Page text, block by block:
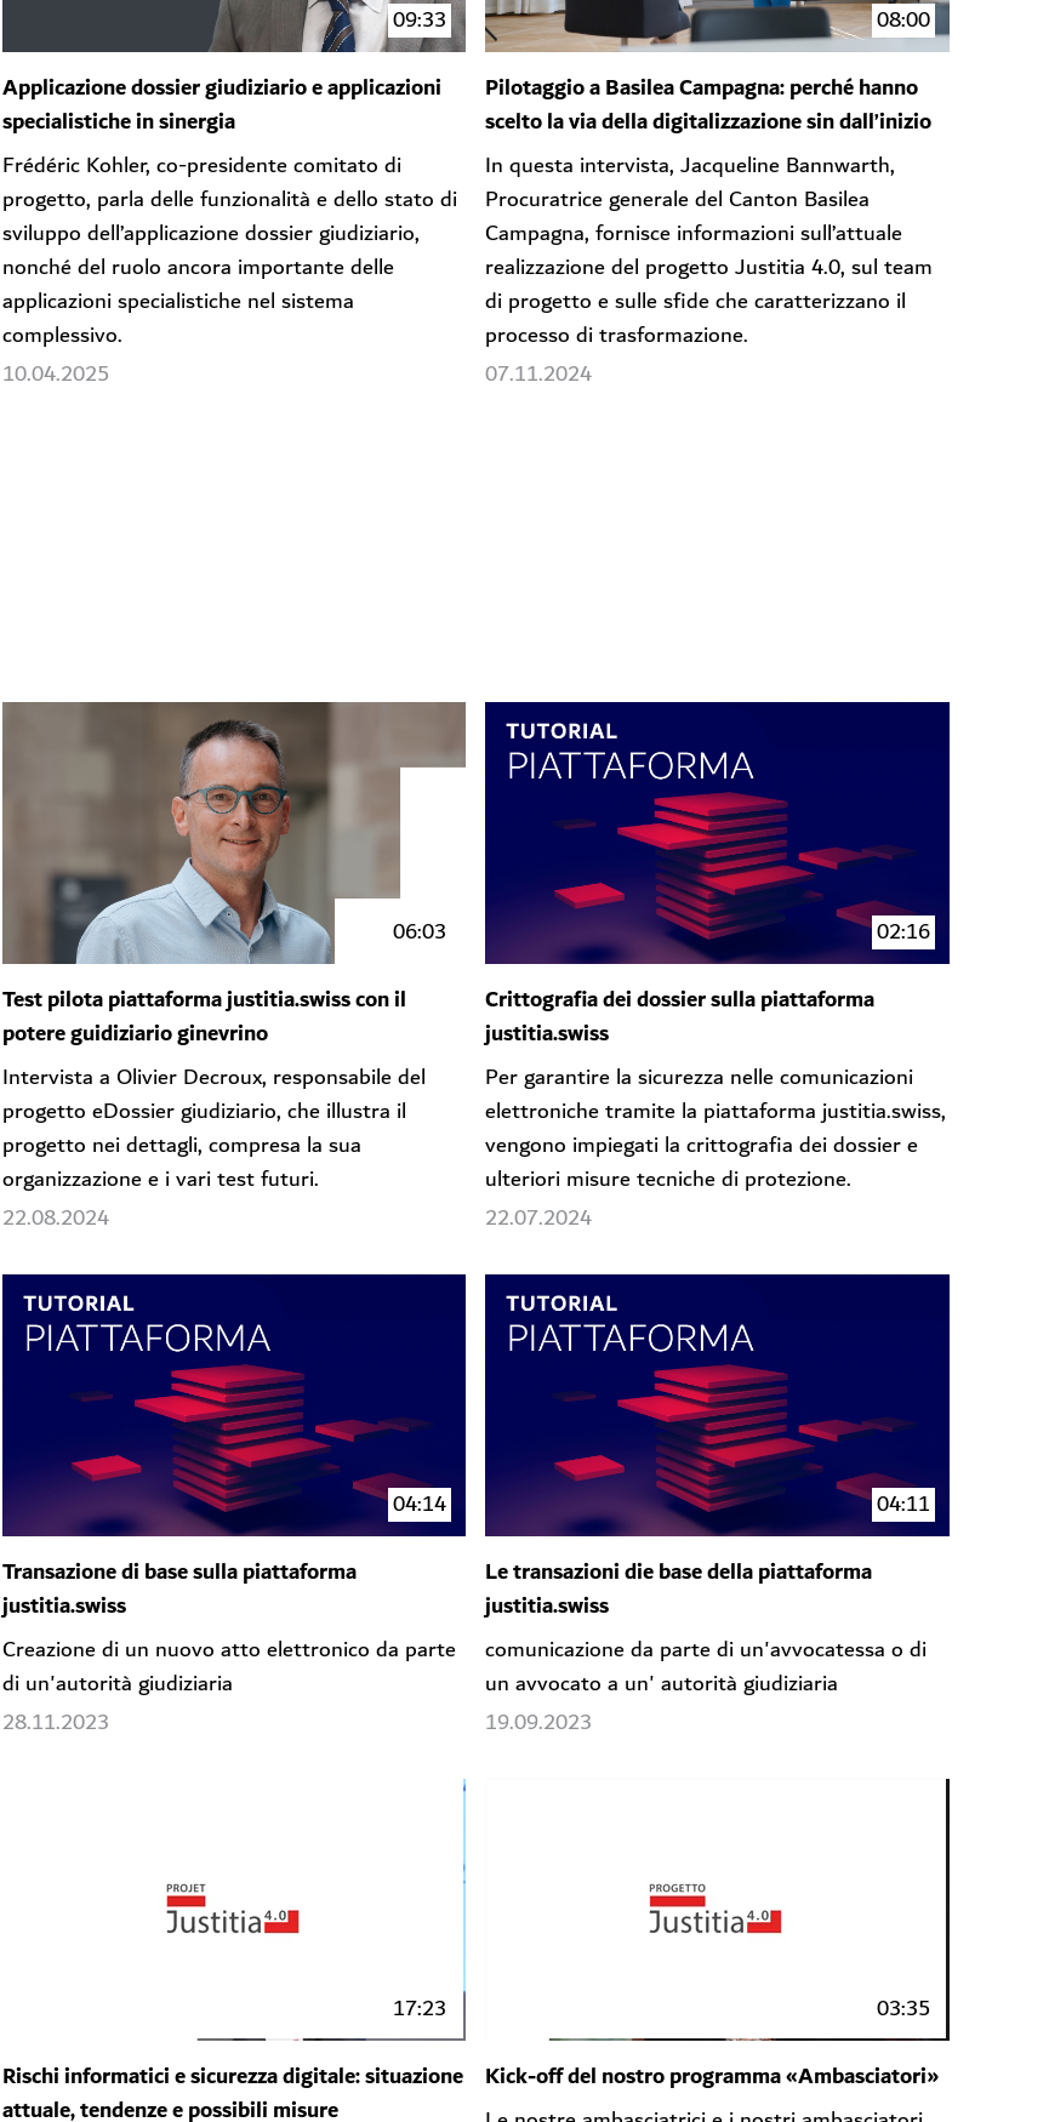
09:33
Applicazione dossier giudiziario e applicazioni
specialistiche in sinergia
Frédéric Kohler, co-presidente comitato di
progetto, parla delle funzionalità e dello stato di
sviluppo dell’applicazione dossier giudiziario,
nonché del ruolo ancora importante delle
applicazioni specialistiche nel sistema
complessivo.
10.04.2025
08:00
Pilotaggio a Basilea Campagna: perché hanno
scelto la via della digitalizzazione sin dall’inizio
In questa intervista, Jacqueline Bannwarth,
Procuratrice generale del Canton Basilea
Campagna, fornisce informazioni sull’attuale
realizzazione del progetto Justitia 4.0, sul team
di progetto e sulle sfide che caratterizzano il
processo di trasformazione.
07.11.2024
06:03
Test pilota piattaforma justitia.swiss con il
potere guidiziario ginevrino
Intervista a Olivier Decroux, responsabile del
progetto eDossier giudiziario, che illustra il
progetto nei dettagli, compresa la sua
organizzazione e i vari test futuri.
22.08.2024
02:16
Crittografia dei dossier sulla piattaforma
justitia.swiss
Per garantire la sicurezza nelle comunicazioni
elettroniche tramite la piattaforma justitia.swiss,
vengono impiegati la crittografia dei dossier e
ulteriori misure tecniche di protezione.
22.07.2024
04:14
Transazione di base sulla piattaforma
justitia.swiss
Creazione di un nuovo atto elettronico da parte
di un'autorità giudiziaria
28.11.2023
04:11
Le transazioni die base della piattaforma
justitia.swiss
comunicazione da parte di un'avvocatessa o di
un avvocato a un' autorità giudiziaria
19.09.2023
17:23
Rischi informatici e sicurezza digitale: situazione
attuale, tendenze e possibili misure
03:35
Kick-off del nostro programma «Ambasciatori»